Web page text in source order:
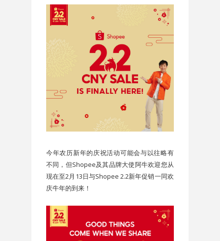
今年农历新年的庆祝活动可能会与以往略有
不同，但Shopee及其品牌大使阿牛欢迎您从
现在至2月13日与Shopee 2.2新年促销一同欢
庆牛年的到来！